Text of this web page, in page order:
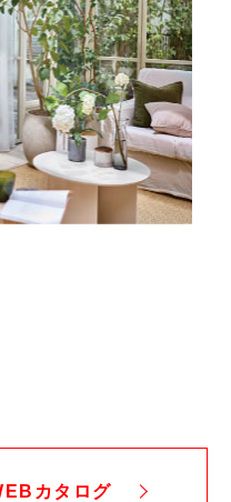
カタログ